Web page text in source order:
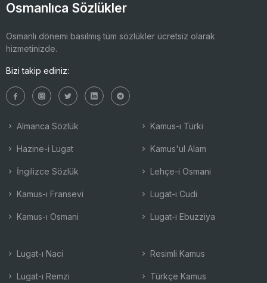
Osmanlıca Sözlükler
Osmanlı dönemi basılmış tüm sözlükler ücretsiz olarak
hizmetinizde.
Bizi takip ediniz:
Almanca Sözlük
Hazine-i Lugat
İngilizce Sözlük
Kamus-ı Fransevi
Kamus-ı Osmani
Kamus-ı Türki
Kamus'ul Alam
Lehçe-i Osmani
Lugat-ı Cudi
Lugat-ı Ebuzziya
Lugat-ı Naci
Lugat-ı Remzi
Resimli Kamus
Türkçe Kamus